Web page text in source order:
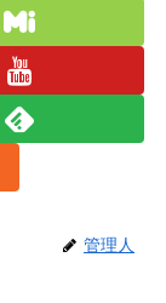
管理人